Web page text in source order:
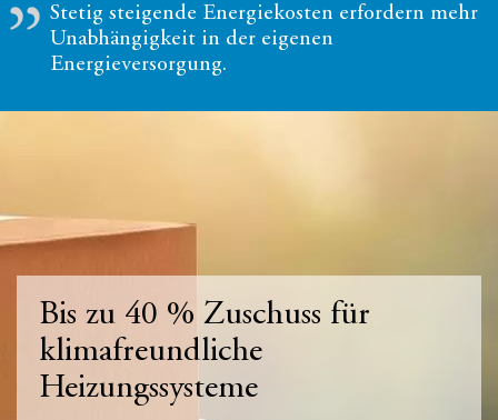
Stetig steigende Energiekosten erfordern mehr
Unabhängigkeit in der eigenen
Energieversorgung.
Bis zu 40 % Zuschuss für
klimafreundliche
Heizungssysteme